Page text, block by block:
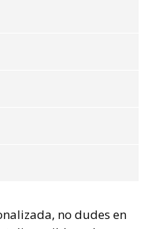
no dudes en